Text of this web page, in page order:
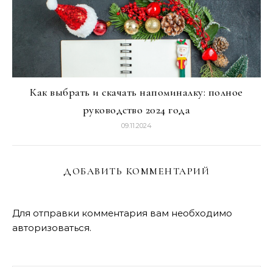
Как выбрать и скачать напоминалку: полное
руководство 2024 года
09.11.2024
ДОБАВИТЬ КОММЕНТАРИЙ
Для отправки комментария вам необходимо
авторизоваться.